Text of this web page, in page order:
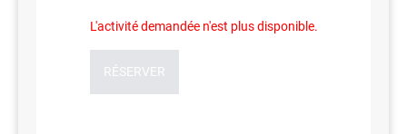
L'activité demandée n'est plus disponible.
RÉSERVER